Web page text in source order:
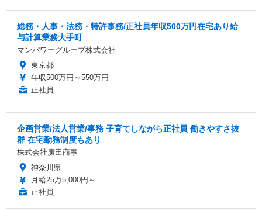
総務・人事・法務・特許事務/正社員年収500万円在宅あり給
与計算業務大手町
マンパワーグループ株式会社
東京都
年収500万円～550万円
正社員
企画営業/法人営業/事務 子育てしながら正社員 働きやすさ抜
群 在宅勤務制度もあり
株式会社廣田商事
神奈川県
月給25万5,000円～
正社員